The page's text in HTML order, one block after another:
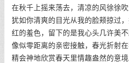
在秋千上摇来荡去，清凉的风徐徐吹
犹如你清爽的目光从我的脸颊掠过
红的羞色，留下的是我心头几许美
像似零距离的亲密接触，春光折射
精会神地欣赏春天里情趣盎然的意境